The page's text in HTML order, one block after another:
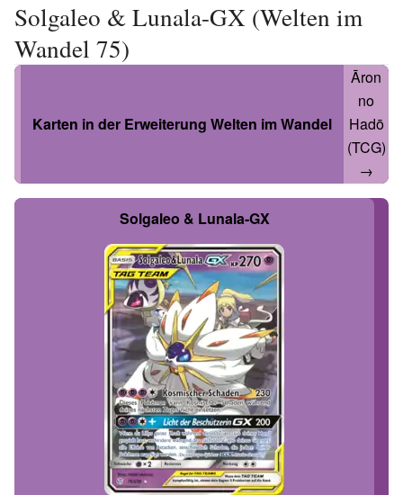
Solgaleo & Lunala-GX (Welten im
Wandel 75)
Karten in der Erweiterung Welten imWandel
Āron
no
Hadō
(TCG)
→
Solgaleo & Lunala-GX